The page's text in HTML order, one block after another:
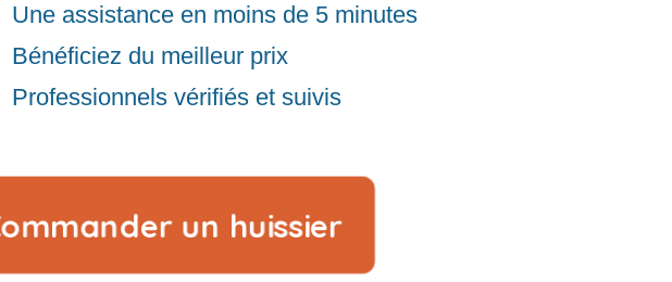
Une assistance en moins de 5 minutes
Bénéficiez du meilleur prix
Professionnels vérifiés et suivis
Commander un huissier